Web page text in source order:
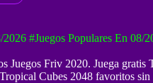
2026 #Juegos Populares En 08/
Juegos Friv 2020. Juega
Cubes 2048 favoritos